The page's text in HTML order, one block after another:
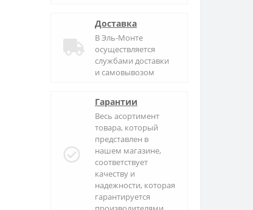
Доставка
ВЭль-Монте
осуществляется
службами доставки
и самовывозом
Гарантии
Весь асортимент
товара, который
представлен в
нашем магазине,
соответствует
качеству и
надежности, которая
гарантируется